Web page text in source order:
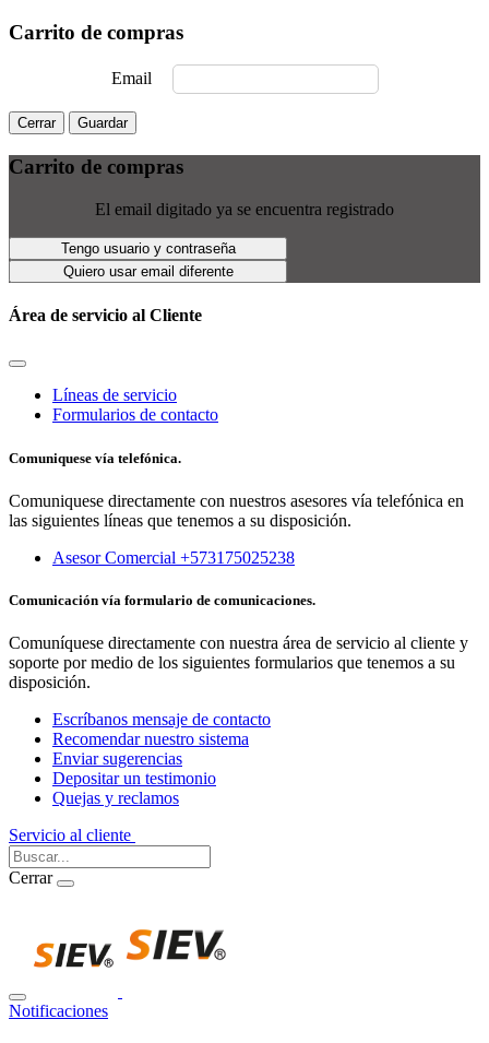
Carrito de compras
Email
Cerrar Guardar
Carrito de compras
El email digitado ya se encuentra registrado
Tengo usuario y contraseña
Quiero usar email diferente
Área de servicio al Cliente
Líneas de servicio
Formularios de contacto
Comuniquese vía telefónica.
Comuniquese directamente con nuestros asesores vía telefónica en
las siguientes líneas que tenemos a su disposición.
Asesor Comercial +573175025238
Comunicación vía formulario de comunicaciones.
Comuníquese directamente con nuestra área de servicio al cliente y
soporte por medio de los siguientes formularios que tenemos a su
disposición.
Escríbanos mensaje de contacto
Recomendar nuestro sistema
Enviar sugerencias
Depositar un testimonio
Quejas y reclamos
Servicio al cliente
Cerrar
Notificaciones